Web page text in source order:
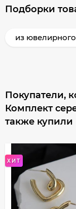
Подборки
из
Покупатели,
Комплект
также купили
ХИТ